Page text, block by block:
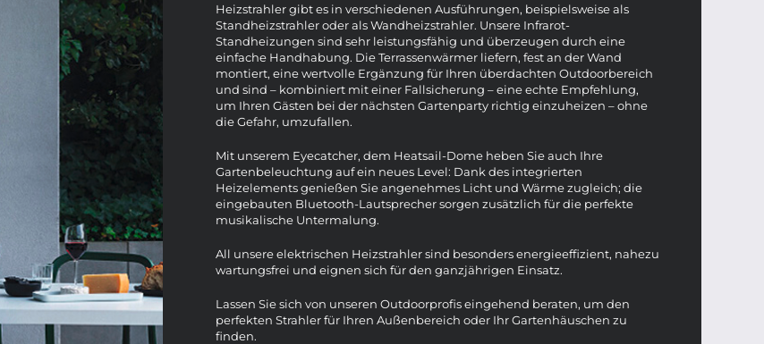
Heizstrahler gibt es in verschiedenen Ausführungen, beispielsweise als
Standheizstrahler oder als Wandheizstrahler. Unsere Infrarot-
Standheizungen sind sehr leistungsfähig und überzeugen durch eine
einfache Handhabung. Die Terrassenwärmer liefern, fest an der Wand
montiert, eine wertvolle Ergänzung für Ihren überdachten Outdoorbereich
und sind – kombiniert mit einer Fallsicherung – eine echte Empfehlung,
um Ihren Gästen bei der nächsten Gartenparty richtig einzuheizen – ohne
die Gefahr, umzufallen.
Mit unserem Eyecatcher, dem Heatsail-Dome heben Sie auch Ihre
Gartenbeleuchtung auf ein neues Level: Dank des integrierten
Heizelements genießen Sie angenehmes Licht und Wärme zugleich; die
eingebauten Bluetooth-Lautsprecher sorgen zusätzlich für die perfekte
musikalische Untermalung.
All unsere elektrischen Heizstrahler sind besonders energieeffizient, nahezu
wartungsfrei und eignen sich für den ganzjährigen Einsatz.
Lassen Sie sich von unseren Outdoorprofis eingehend beraten, um den
perfekten Strahler für Ihren Außenbereich oder Ihr Gartenhäuschen zu
finden.